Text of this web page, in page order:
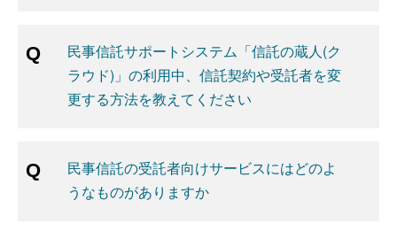
民事信託サポートシステム「信託の蔵人(ク
ラウド)」の利用中、信託契約や受託者を変
更する方法を教えてください
民事信託の受託者向けサービスにはどのよ
うなものがありますか